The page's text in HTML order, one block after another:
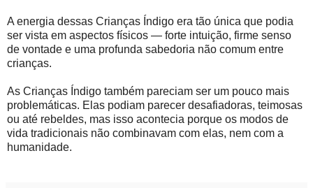
A energia dessas Crianças Índigo era tão única que podia
ser vista em aspectos físicos — forte intuição, firme senso
de vontade e uma profunda sabedoria não comum entre
crianças.
As Crianças Índigo também pareciam ser um pouco mais
problemáticas. Elas podiam parecer desafiadoras, teimosas
ou até rebeldes, mas isso acontecia porque os modos de
vida tradicionais não combinavam com elas, nem com a
humanidade.